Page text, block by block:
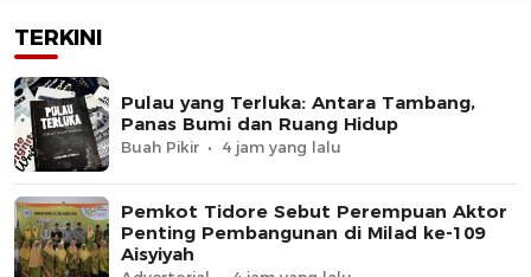
TERKINI
Pulau yang Terluka: Antara Tambang,
Panas Bumi dan Ruang Hidup
Buah Pikir 4 jam yang lalu
Pemkot Tidore Sebut Perempuan Aktor
Penting Pembangunan di Milad ke-109
Aisyiyah